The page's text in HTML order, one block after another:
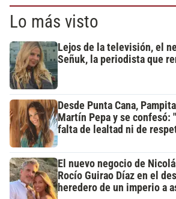
Lo más visto
Lejos de la televisión, el
Señuk, la periodista que
Desde Punta Cana,
Martín Pepa y se confesó:
falta de lealtad ni de
El nuevo negocio de
Rocío Guirao Díaz en el
heredero de un imperio a